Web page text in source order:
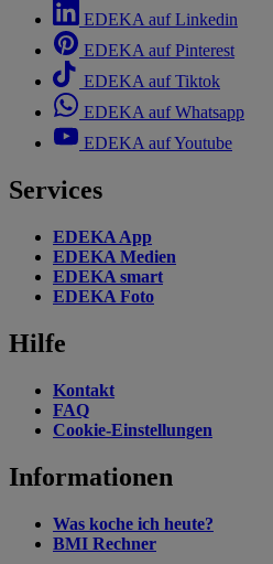
EDEKA auf Linkedin
EDEKA auf Pinterest
EDEKA auf Tiktok
EDEKA auf Whatsapp
EDEKA auf Youtube
Services
EDEKA App
EDEKA Medien
EDEKA smart
EDEKA Foto
Hilfe
Kontakt
FAQ
Cookie-Einstellungen
Informationen
Was koche ich heute?
BMI Rechner